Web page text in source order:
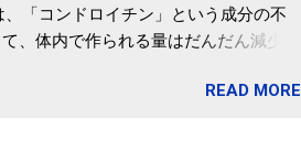
「コンドロイチン」という成分の不
、体内で作られる量はだんだん減少し
「コンドロイチン」という成分は、納
READ MORE